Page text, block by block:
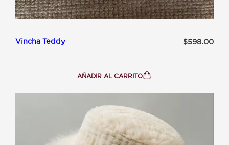
Vincha Teddy $598.00
AÑADIR AL CARRITO
:
TEDDY